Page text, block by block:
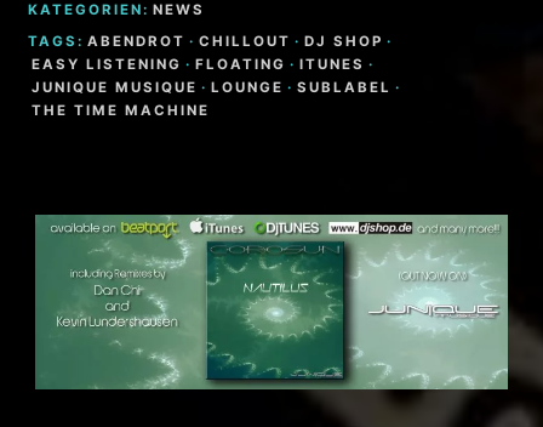
KATEGORIEN: NEWS
TAGS: ABENDROT · CHILLOUT · DJ SHOP ·
EASY LISTENING · FLOATING · ITUNES ·
JUNIQUE MUSIQUE · LOUNGE · SUBLABEL ·
THE TIME MACHINE